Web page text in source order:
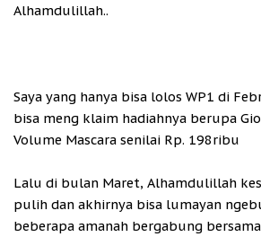
Alhamdulillah..
Saya yang hanya bisa lolos WP1 di
bisa meng klaim hadiahnya berupa
Volume Mascara senilai Rp. 198ribu
Lalu di bulan Maret, Alhamdulillah
pulih dan akhirnya bisa lumayan
beberapa amanah bergabung